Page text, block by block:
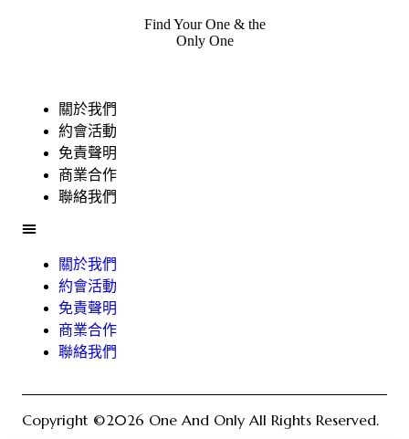
Find Your One & the
Only One
關於我們
約會活動
免責聲明
商業合作
聯絡我們
關於我們
約會活動
免責聲明
商業合作
聯絡我們
Copyright ©2026 One And Only All Rights Reserved.